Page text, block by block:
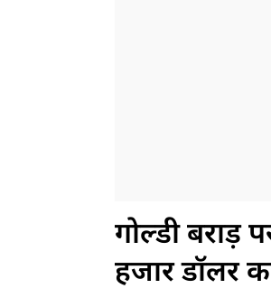
गोल्डी बराड़
हजार डॉलर